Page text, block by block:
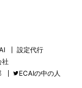
設定代行
社
ECAIの中の人